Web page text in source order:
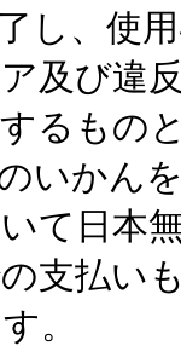
し、使
及び違
るもの
いかん
て日本
支払い
。